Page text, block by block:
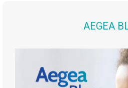
AEGEA